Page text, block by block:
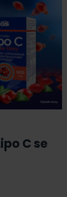
C se